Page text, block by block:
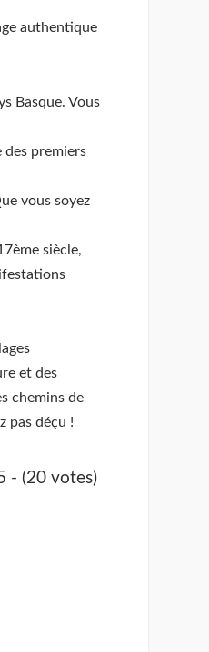
authentique
Basque. Vous
premiers
vous soyez
siècle,
et des
chemins de
pas déçu !
- (20 votes)